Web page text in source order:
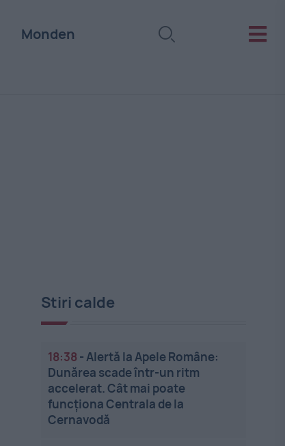
Monden
Stiri calde
18:38 -Alertă la Apele Române:
Dunărea scade într-un ritm
accelerat. Cât mai poate
funcționa Centrala de la
Cernavodă